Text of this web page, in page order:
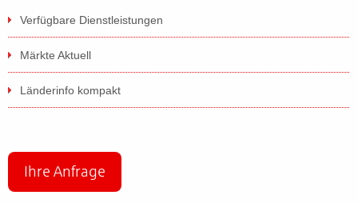
Verfügbare Dienstleistungen
Märkte Aktuell
Länderinfo kompakt
Ihre Anfrage